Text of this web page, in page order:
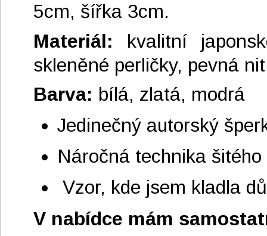
5cm, šířka 3cm.
Materiál: kvalitní
skleněné perličky, pevná
Barva: bílá, zlatá, modrá
Jedinečný autorský
Náročná technika šitého
Vzor, kde jsem kladla
V nabídce mám